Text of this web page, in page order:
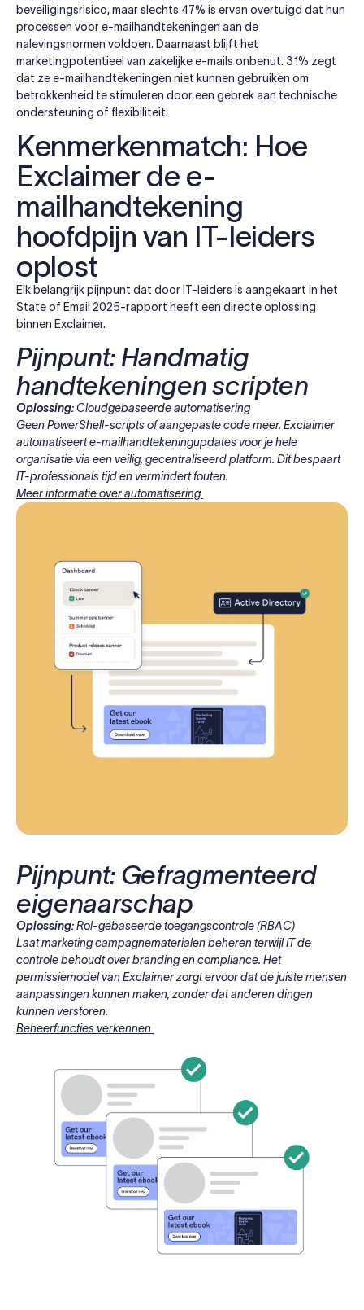
beveiligingsrisico, maar slechts 47% is ervan overtuigd dat hun
processen voor e-mailhandtekeningen aan de
nalevingsnormen voldoen. Daarnaast blijft het
marketingpotentieel van zakelijke e-mails onbenut. 31% zegt
dat ze e-mailhandtekeningen niet kunnen gebruiken om
betrokkenheid te stimuleren door een gebrek aan technische
ondersteuning of flexibiliteit.
Kenmerkenmatch: Hoe
Exclaimer de e-
mailhandtekening
hoofdpijn van IT-leiders
oplost
Elk belangrijk pijnpunt dat door IT-leiders is aangekaart in het
State of Email 2025-rapport heeft een directe oplossing
binnen Exclaimer.
Pijnpunt: Handmatig
handtekeningen scripten
Oplossing:Cloudgebaseerde automatisering
Geen PowerShell-scripts of aangepaste code meer. Exclaimer
automatiseert e-mailhandtekeningupdates voor je hele
organisatie via een veilig, gecentraliseerd platform. Dit bespaart
IT-professionals tijd en vermindert fouten.
Meer informatie over automatisering
Pijnpunt: Gefragmenteerd
eigenaarschap
Oplossing:Rol-gebaseerde toegangscontrole (RBAC)
Laat marketing campagnematerialen beheren terwijl IT de
controle behoudt over branding en compliance. Het
permissiemodel van Exclaimer zorgt ervoor dat de juiste mensen
aanpassingen kunnen maken, zonder dat anderen dingen
kunnen verstoren.
Beheerfuncties verkennen